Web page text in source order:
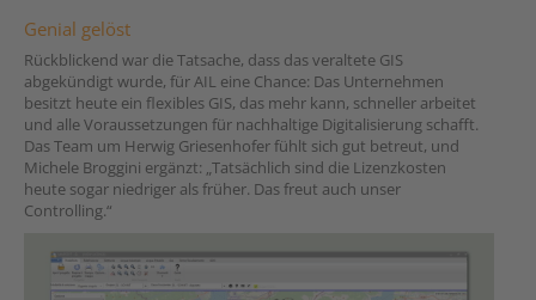
Genial gelöst
Rückblickend war die Tatsache, dass das veraltete GIS
abgekündigt wurde, für AIL eine Chance: Das Unternehmen
besitzt heute ein flexibles GIS, das mehr kann, schneller arbeitet
und alle Voraussetzungen für nachhaltige Digitalisierung schafft.
Das Team um Herwig Griesenhofer fühlt sich gut betreut, und
Michele Broggini ergänzt: „Tatsächlich sind die Lizenzkosten
heute sogar niedriger als früher. Das freut auch unser
Controlling.“